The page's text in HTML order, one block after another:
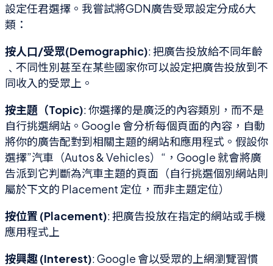
設定任君選擇。我嘗試將GDN廣告受眾設定分成6大
類：
按人口/受眾(Demographic): 把廣告投放給不同年齡
﹑不同性別甚至在某些國家你可以設定把廣告投放到不
同收入的受眾上。
按主題（Topic): 你選擇的是廣泛的內容類別，而不是
自行挑選網站。Google 會分析每個頁面的內容，自動
將你的廣告配對到相關主題的網站和應用程式。假設你
選擇”汽車（Autos & Vehicles）“，Google 就會將廣
告派到它判斷為汽車主題的頁面（自行挑選個別網站則
屬於下文的 Placement 定位，而非主題定位）
按位置 (Placement): 把廣告投放在指定的網站或手機
應用程式上
按興趣 (Interest): Google 會以受眾的上網瀏覽習慣